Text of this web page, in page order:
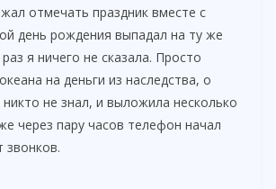
отмечать праздник вместе с
день рождения выпадал на ту же
я ничего не сказала. Просто
на деньги из наследства, о
не знал, и выложила несколько
через пару часов телефон начал
звонков.